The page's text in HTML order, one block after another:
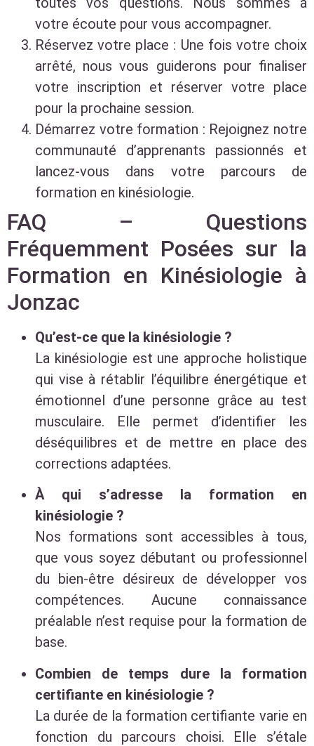
votre écoute pour vous accompagner.
Réservez votre place : Une fois votre choix
arrêté, nous vous guiderons pour finaliser
votre inscription et réserver votre place
pour la prochaine session.
Démarrez votre formation : Rejoignez notre
communauté d’apprenants passionnés et
lancez-vous dans votre parcours de
formation en kinésiologie.
FAQ – Questions
Fréquemment Posées sur la
Formation en Kinésiologie à
Jonzac
Qu’est-ce que la kinésiologie ?
La kinésiologie est une approche holistique
qui vise à rétablir l’équilibre énergétique et
émotionnel d’une personne grâce au test
musculaire. Elle permet d’identifier les
déséquilibres et de mettre en place des
corrections adaptées.
À qui s’adresse la formation en
kinésiologie ?
Nos formations sont accessibles à tous,
que vous soyez débutant ou professionnel
du bien-être désireux de développer vos
compétences. Aucune connaissance
préalable n’est requise pour la formation de
base.
Combien de temps dure la formation
certifiante en kinésiologie ?
La durée de la formation certifiante varie en
fonction du parcours choisi. Elle s’étale